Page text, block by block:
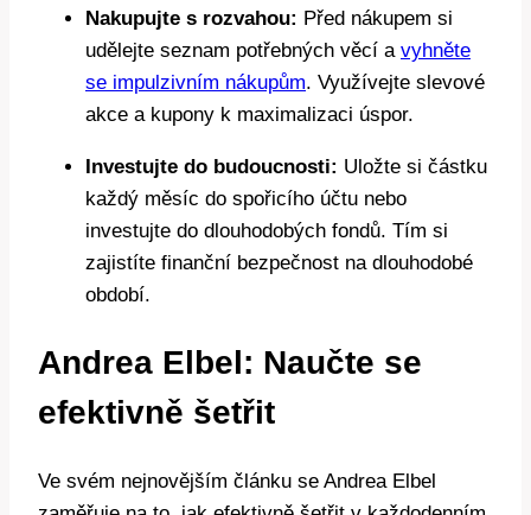
Nakupujte s rozvahou: Před nákupem si
udělejte seznam potřebných věcí a vyhněte
se impulzivním nákupům. Využívejte slevové
akce a kupony k maximalizaci úspor.
Investujte do budoucnosti: Uložte si částku
každý měsíc do spořicího účtu nebo
investujte do dlouhodobých fondů. Tím si
zajistíte finanční bezpečnost na dlouhodobé
období.
Andrea Elbel: Naučte se
efektivně šetřit
Ve svém nejnovějším článku se Andrea Elbel